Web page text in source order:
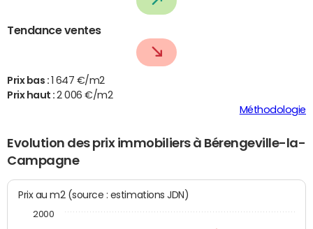
Tendance ventes
Prix bas :
1 647 €/m2
Prix haut :2 006 €/m2
Méthodologie
Evolution des prix immobiliers à Bérengeville-la-
Campagne
Prix au m2 (source : estimations JDN)
2000